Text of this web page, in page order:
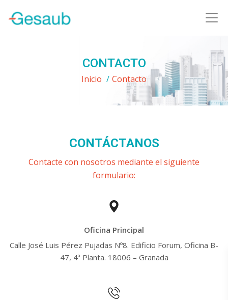
CONTACTO
Inicio / Contacto
CONTÁCTANOS
Contacte con nosotros mediante el siguiente
formulario:
Oficina Principal
Calle José Luis Pérez Pujadas Nº8. Edificio Forum, Oficina B-
47, 4ª Planta. 18006 – Granada